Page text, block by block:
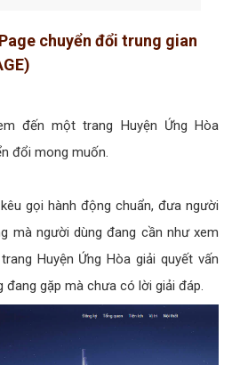
chuyển đổi trung gian
đến một trang Huyện Ứng Hòa
đổi mong muốn.
gọi hành động chuẩn, đưa người
mà người dùng đang cần như xem
Huyện Ứng Hòa giải quyết vấn
đang gặp mà chưa có lời giải đáp.